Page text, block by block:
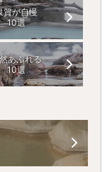
質が自慢
10選
あふれる
10選